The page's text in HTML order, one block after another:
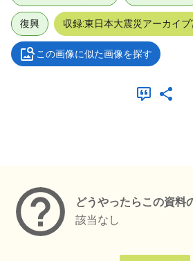
復興 収録:東日本大震災アーカイ
この画像に似た画像を探す
どうやったらこの資料
該当なし